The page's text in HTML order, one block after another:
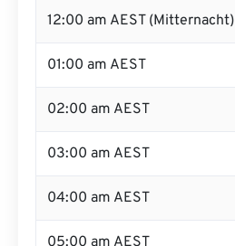
12:00 am AEST (Mitternacht)
01:00 am AEST
02:00 am AEST
03:00 am AEST
04:00 am AEST
05:00 am AEST